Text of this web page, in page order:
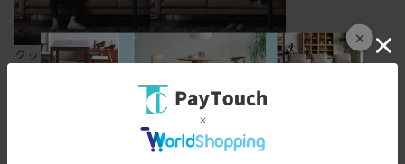
×
クッションをかませて
あぐらもかけます。